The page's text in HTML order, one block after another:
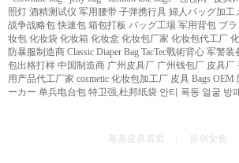
照灯 酒精测试仪 军用腰带 子弹携行具 婦人バッグ加工
战争战略包 快速包 箱包打板 バッグ工場 军用背包 ブ
妆包 化妆袋 化妆箱 化妆盒 化妆包厂家 化妆包代工厂
防暴服制造商 Classic Diaper Bag TacTec戰術背心 军警装
包出格打样 中国制造商 广州皮具厂 广州钱包厂 皮具厂
用产品代工厂家 cosmetic 化妆包加工厂 皮具 Bags OEM
ーカー 单兵电台包 特卫强,杜邦纸袋 안티 폭동 얼굴 방
基基皮具首页 原创女包